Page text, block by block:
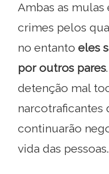
Ambas as
crimes pelos
no entanto eles
por outros pares
detenção mal
narcotraficantes
continuarão
vida das pessoas..